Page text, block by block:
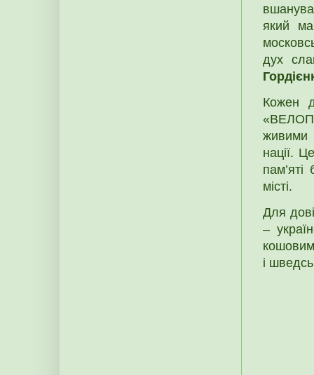
який
дух
Кожен
живими
нації.
місті.
Для
–
кошовим
і